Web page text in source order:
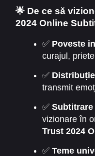
CONTACT
lume plină de
emoția, aventura și
🌟 De ce să
2024 Online
✅ Poveste
curajul,
✅
transmit
✅
vizionare în
Trust 2024
✅ Teme